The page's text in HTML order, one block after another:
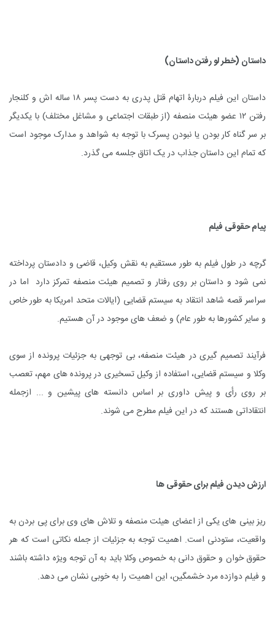
داستان (خطر لو رفتن داستان)
داستان این فیلم دربارۀ اتهام قتل پدری به دست پسر ۱۸ ساله اش و کلنجار
رفتن ۱۲ عضو هیئت منصفه (از طبقات اجتماعی و مشاغل مختلف) با یکدیگر
بر سر گناه کار بودن یا نبودن پسرک با توجه به شواهد و مدارک موجود است
که تمام این داستان جذاب در یک اتاق جلسه می گذرد.
پیام حقوقی فیلم
گرچه در طول فیلم به طور مستقیم به نقش وکیل، قاضی و دادستان پرداخته
نمی شود و داستان بر روی رفتار و تصمیم هیئت منصفه تمرکز دارد اما در
سراسر قصه شاهد انتقاد به سیستم قضایی (ایالات متحد امریکا به طور خاص
و سایر کشورها به طور عام) و ضعف های موجود در آن هستیم.
فرآیند تصمیم گیری در هیئت منصفه، بی توجهی به جزئیات پرونده از سوی
وکلا و سیستم قضایی، استفاده از وکیل تسخیری در پرونده های مهم، تعصب
بر روی رأی و پیش داوری بر اساس دانسته های پیشین و ... ازجمله
انتقاداتی هستند که در این فیلم مطرح می شوند.
ارزش دیدن فیلم برای حقوقی ها
ریز بینی های یکی از اعضای هیئت منصفه و تلاش های وی برای پی بردن به
واقعیت، ستودنی است. اهمیت توجه به جزئیات از جمله نکاتی است که هر
حقوق خوان و حقوق دانی به خصوص وکلا باید به آن توجه ویژه داشته باشند
و فیلم دوازده مرد خشمگین، این اهمیت را به خوبی نشان می دهد.